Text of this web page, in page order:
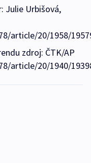
Julie Urbišová,
article/20/1958/
zdroj: ČTK/AP
article/20/1940/